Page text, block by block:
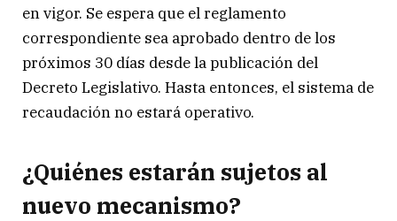
en vigor. Se espera que el reglamento
correspondiente sea aprobado dentro de los
próximos 30 días desde la publicación del
Decreto Legislativo. Hasta entonces, el sistema de
recaudación no estará operativo.
¿Quiénes estarán sujetos al
nuevo mecanismo?